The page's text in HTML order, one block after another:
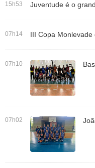
15h53 Juventude é o
07h14 III Copa
07h10
07h02